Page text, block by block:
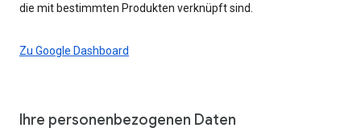
die mit bestimmten Produkten verknüpft sind.
Zu Google Dashboard
Ihre personenbezogenen Daten